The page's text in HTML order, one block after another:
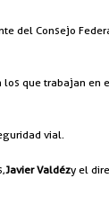
del Consejo
que trabajan
vial.
Javier Valdézy el